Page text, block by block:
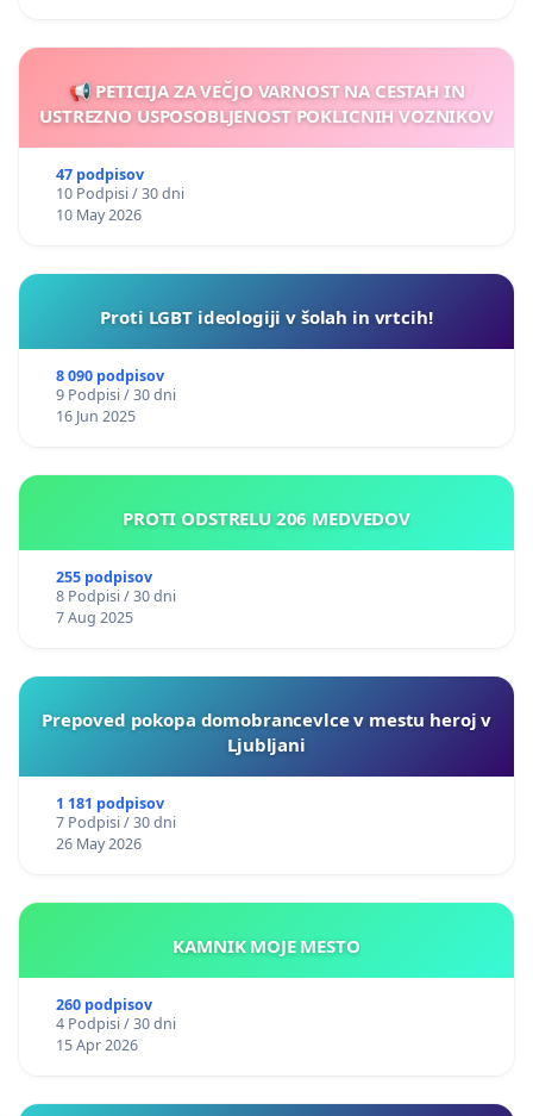
📢 PETICIJA ZA VEČJO VARNOST NA CESTAH IN
USTREZNO USPOSOBLJENOST POKLICNIH VOZNIKOV
47 podpisov
10 Podpisi / 30 dni
10 May 2026
Proti LGBT ideologiji v šolah in vrtcih!
8 090 podpisov
9 Podpisi / 30 dni
16 Jun 2025
PROTI ODSTRELU 206 MEDVEDOV
255 podpisov
8 Podpisi / 30 dni
7 Aug 2025
Prepoved pokopa domobrancevlce v mestu heroj v
Ljubljani
1 181 podpisov
7 Podpisi / 30 dni
26 May 2026
KAMNIK MOJE MESTO
260 podpisov
4 Podpisi / 30 dni
15 Apr 2026